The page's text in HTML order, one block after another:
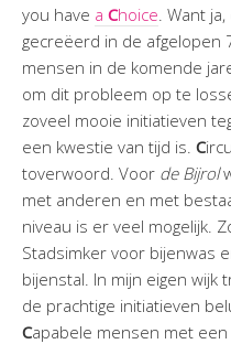
you have a Choice. Want
gecreëerd in de afgelopen
mensen in de komende
om dit probleem op te
zoveel mooie initiatieven
een kwestie van tijd is. C
toverwoord. Voor de Bijrol
met anderen en met
niveau is er veel mogelijk.
Stadsimker voor bijenwas
bijenstal. In mijn eigen wijk
de prachtige initiatieven
Capabele mensen met een